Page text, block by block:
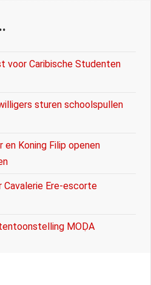
voor Caribische Studenten
sturen schoolspullen
en Koning Filip openen
Cavalerie Ere-escorte
MOḌA